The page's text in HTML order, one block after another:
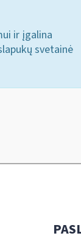
ir įgalina
svetainė